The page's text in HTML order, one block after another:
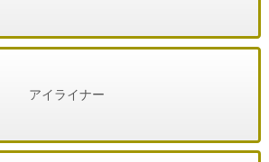
アイライナー